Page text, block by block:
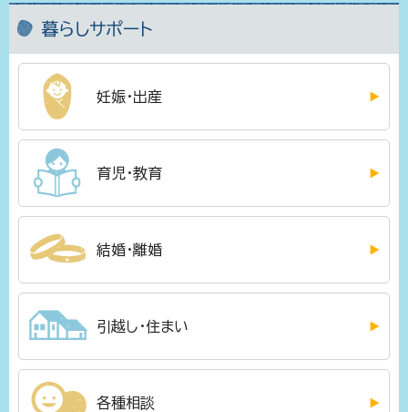
暮らしサポート
妊娠・出産
育児・教育
結婚・離婚
引越し・住まい
各種相談